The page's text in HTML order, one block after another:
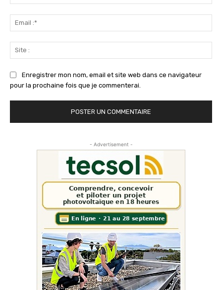
Enregistrer mon nom, email et site web dans ce navigateur
pour la prochaine fois que je commenterai.
- Advertisement -